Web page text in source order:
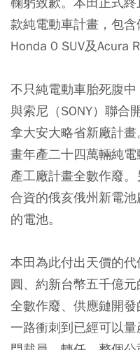
款純電動車計畫，包含
Honda 0 SUV及Acura
不只純電動車胎死腹
與索尼（SONY）聯合
拿大安大略省新廠計
畫年產二十四萬輛純
產工廠計畫全數作廢
合資的俄亥俄州新電
的電池。
本田為此付出天價的
圓、約新台幣五千億
全數作廢、供應鏈開
一路衝刺到已經可以